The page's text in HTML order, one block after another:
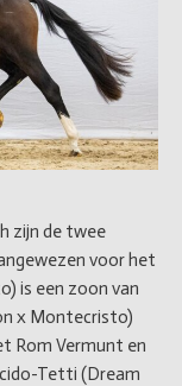
zijn de twee
voor het
is een zoon van
x Montecristo)
Rom Vermunt en
Tetti (Dream